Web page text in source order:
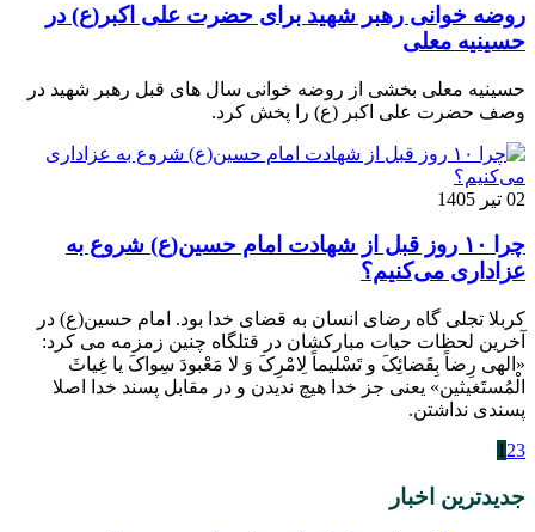
روضه خوانی رهبر شهید برای حضرت علی اکبر(ع) در
حسینیه معلی
حسینیه معلی بخشی از روضه خوانی سال های قبل رهبر شهید در
وصف حضرت علی اکبر (ع) را پخش کرد.
02 تیر 1405
چرا ۱۰ روز قبل از شهادت امام حسین(ع) شروع به
عزاداری می‌کنیم؟
کربلا تجلی گاه رضای انسان به قضای خدا بود. امام حسین(ع) در
آخرین لحظات حیات مبارکشان در قتلگاه چنین زمزمه می کرد:
«الهی رِضاً بِقَضائِکَ و تَسْلیماً لِامْرِکَ وَ لا مَعْبودَ سِواکَ یا غِیاثَ
الْمُستَغیثین» یعنی جز خدا هیچ ندیدن و در مقابل پسند خدا اصلا
پسندی نداشتن.
1 23
جدیدترین اخبار